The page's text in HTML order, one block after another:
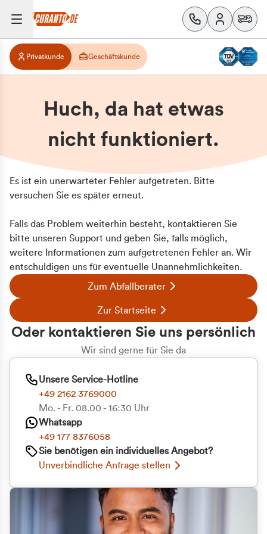
Zustimmung
Wir verwenden Cookies, um Inhalte und Anzeigen
zu personalisieren, Funktionen für soziale Medien
anbieten zu können und die Zugriffe auf unsere
Privatkunde Geschäftskunde
Huch, da hat etwas
nicht funktioniert.
Es ist ein unerwarteter Fehler aufgetreten. Bitte
versuchen Sie es später erneut.
Falls das Problem weiterhin besteht, kontaktieren Sie
bitte unseren Support und geben Sie, falls möglich,
weitere Informationen zum aufgetretenen Fehler an. Wir
entschuldigen uns für eventuelle Unannehmlichkeiten.
Zum Abfallberater
Zur Startseite
Oder kontaktieren Sie uns persönlich
Wir sind gerne für Sie da
Unsere Service-Hotline
+49 2162 3769000
Mo. - Fr. 08.00 - 16:30 Uhr
Whatsapp
+49 177 8376058
Sie benötigen ein individuelles Angebot?
Unverbindliche Anfrage stellen